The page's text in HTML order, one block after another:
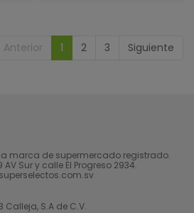
Anterior
1 2 3 Siguiente
marca de supermercado registrado.
Sur y calle El Progreso 2934.
Calleja, S.A de C.V.